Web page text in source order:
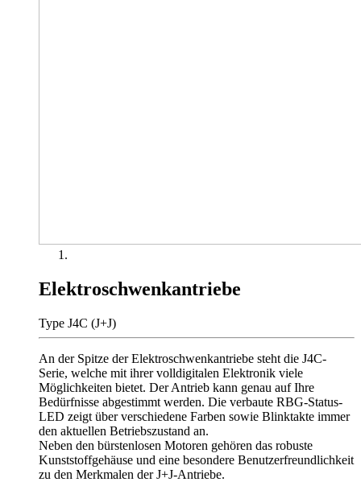
Elektroschwenkantriebe
Type J4C (J+J)
An der Spitze der Elektroschwenkantriebe steht die J4C-
Serie, welche mit ihrer volldigitalen Elektronik viele
Möglichkeiten bietet. Der Antrieb kann genau auf Ihre
Bedürfnisse abgestimmt werden. Die verbaute RBG-Status-
LED zeigt über verschiedene Farben sowie Blinktakte immer
den aktuellen Betriebszustand an.
Neben den bürstenlosen Motoren gehören das robuste
Kunststoffgehäuse und eine besondere Benutzerfreundlichkeit
zu den Merkmalen der J+J-Antriebe.